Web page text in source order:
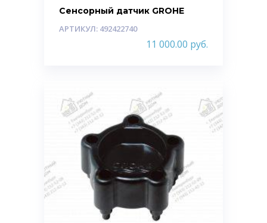
Сенсорный датчик GROHE
АРТИКУЛ: 492422740
11 000.00 руб.